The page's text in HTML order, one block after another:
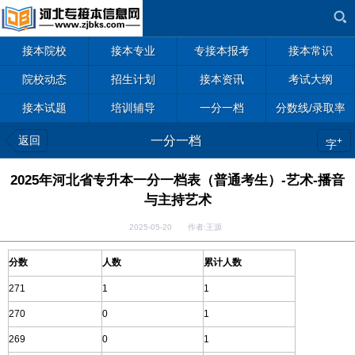
接本院校 接本专业 专接本报考 接本常识
院校动态 招生计划 接本资讯 考试大纲
接本试题 培训辅导 一分一档 分数线/录取率
返回 一分一档 字+
2025年河北省专升本一分一档表（普通考生）-艺术-播音
与主持艺术
2025-05-20 作者:王源
分数 人数 累计人数
271 1 1
270 0 1
269 0 1